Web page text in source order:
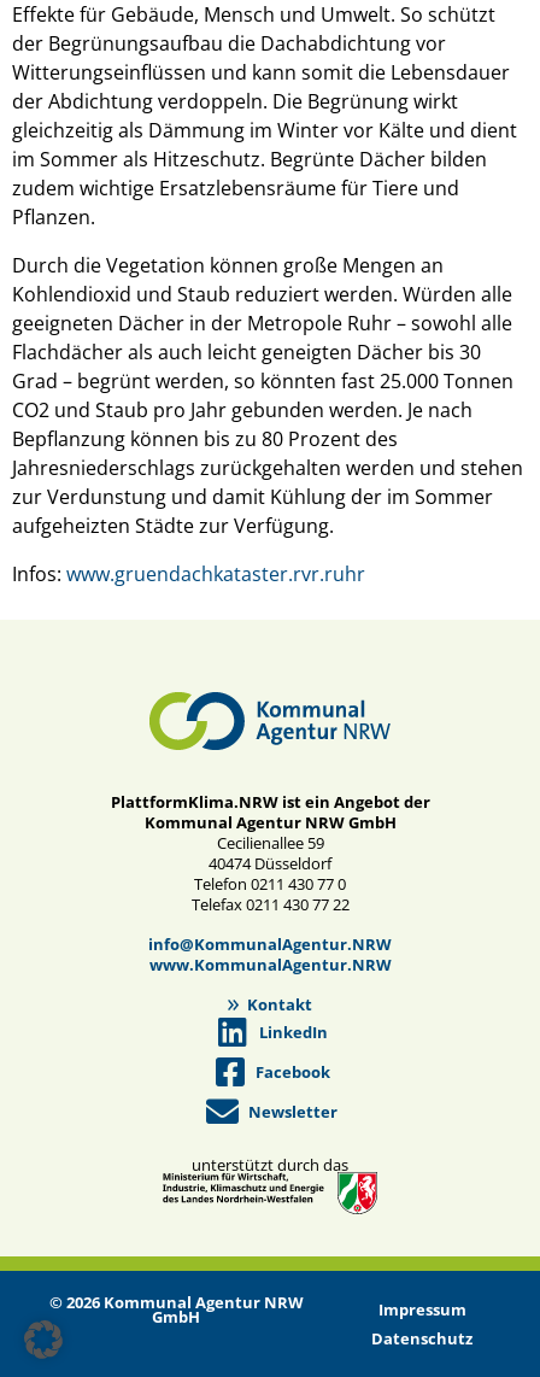
Effekte für Gebäude, Mensch und Umwelt. So schützt
der Begrünungsaufbau die Dachabdichtung vor
Witterungseinflüssen und kann somit die Lebensdauer
der Abdichtung verdoppeln. Die Begrünung wirkt
gleichzeitig als Dämmung im Winter vor Kälte und dient
im Sommer als Hitzeschutz. Begrünte Dächer bilden
zudem wichtige Ersatzlebensräume für Tiere und
Pflanzen.
Durch die Vegetation können große Mengen an
Kohlendioxid und Staub reduziert werden. Würden alle
geeigneten Dächer in der Metropole Ruhr – sowohl alle
Flachdächer als auch leicht geneigten Dächer bis 30
Grad – begrünt werden, so könnten fast 25.000 Tonnen
CO2 und Staub pro Jahr gebunden werden. Je nach
Bepflanzung können bis zu 80 Prozent des
Jahresniederschlags zurückgehalten werden und stehen
zur Verdunstung und damit Kühlung der im Sommer
aufgeheizten Städte zur Verfügung.
Infos: www.gruendachkataster.rvr.ruhr
PlattformKlima.NRW ist ein Angebot der
Kommunal Agentur NRW GmbH
Cecilienallee 59
40474 Düsseldorf
Telefon 0211 430 77 0
Telefax 0211 430 77 22
info@KommunalAgentur.NRW
www.KommunalAgentur.NRW
Kontakt
LinkedIn
Facebook
Newsletter
unterstützt durch das
© 2026 Kommunal Agentur NRW
GmbH
Impressum
Datenschutz